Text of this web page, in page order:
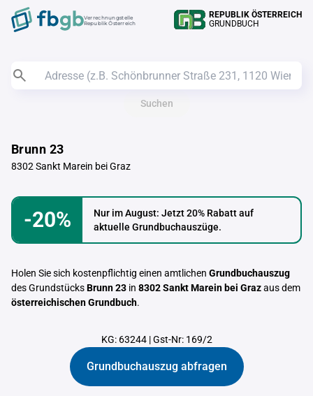
Verrechnungstelle
Republik Österreich
REPUBLIK ÖSTERREICH
GRUNDBUCH
Suchen
Brunn 23
8302 Sankt Marein bei Graz
-20%
Nur im August: Jetzt 20% Rabatt auf
aktuelle Grundbuchauszüge.
Holen Sie sich kostenpflichtig einen amtlichen Grundbuchauszug
des GrundstücksBrunn 23 in 8302 Sankt Marein bei Grazaus dem
österreichischen Grundbuch.
KG: 63244|Gst-Nr: 169/2
Grundbuchauszug abfragen